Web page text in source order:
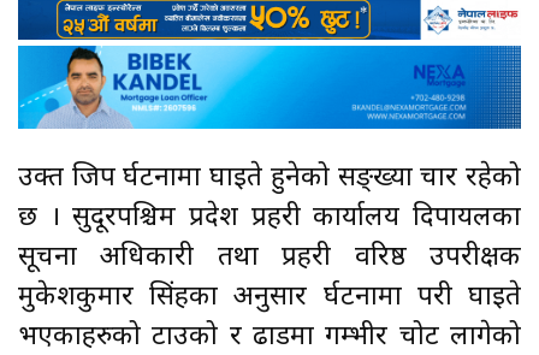
उक्त जिप दुर्घटनामा घाइते हुनेको सङ्ख्या चार रहेको
छ । सुदूरपश्चिम प्रदेश प्रहरी कार्यालय दिपायलका
सूचना अधिकारी तथा प्रहरी वरिष्ठ उपरीक्षक
मुकेशकुमार सिंहका अनुसार दुर्घटनामा परी घाइते
भएकाहरुको टाउको र ढाडमा गम्भीर चोट लागेको